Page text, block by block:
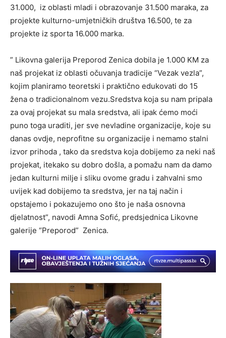
31.000, iz oblasti mladi i obrazovanje 31.500 maraka, za
projekte kulturno-umjetničkih društva 16.500, te za
projekte iz sporta 16.000 marka.
” Likovna galerija Preporod Zenica dobila je 1.000 KM za
naš projekat iz oblasti očuvanja tradicije “Vezak vezla”,
kojim planiramo teoretski i praktično edukovati do 15
žena o tradicionalnom vezu.Sredstva koja su nam pripala
za ovaj projekat su mala sredstva, ali ipak ćemo moći
puno toga uraditi, jer sve nevladine organizacije, koje su
danas ovdje, neprofitne su organizacije i nemamo stalni
izvor prihoda , tako da sredstva koja dobijemo za neki naš
projekat, itekako su dobro došla, a pomažu nam da damo
jedan kulturni milje i sliku ovome gradu i zahvalni smo
uvijek kad dobijemo ta sredstva, jer na taj način i
opstajemo i pokazujemo ono što je naša osnovna
djelatnost”, navodi Amna Sofić, predsjednica Likovne
galerije “Preporod” Zenica.